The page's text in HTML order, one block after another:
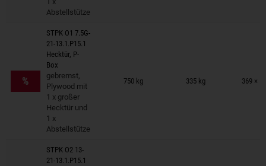
Abstellstütze
%
STPK O1 7.5G-
21-13.1.P15.1
Hecktür, P-
Box
gebremst,
Plywood mit
1 x großer
Hecktür und
1 x
Abstellstütze
750 kg 335 kg 369 ×
Anhänger auf Merkzettel
STPK O2 13-
21-13.1.P15.1